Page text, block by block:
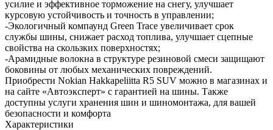
усилие и эффективное торможение на снегу, улучшает
курсовую устойчивость и точность в управлении;
-Экологичный компаунд Green Trace увеличивает срок
службы шины, снижает расход топлива, улучшает сцепные
свойства на скользких поверхностях;
-Арамидные волокна в структуре резиновой смеси защищают
боковины от любых механических повреждений.
Приобрести Nokian Hakkapeliitta R5 SUV можно в магазинах и
на сайте «Автоэксперт» с гарантией на шины. Также
доступны услуги хранения шин и шиномонтажа, для вашей
безопасности и комфорта
Характеристики